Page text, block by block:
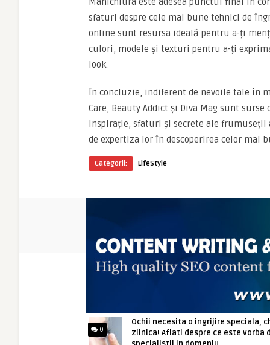
sfaturi despre cele mai bune tehnici de
online sunt resursa ideală pentru a-ți
culori, modele și texturi pentru a-ți
look.
În concluzie, indiferent de nevoile tale în
Care, Beauty Addict și Diva Mag sunt
inspirație, sfaturi și secrete ale frumuseții
de expertiza lor în descoperirea celor mai
Categorii: LifeStyle
0
Ochii necesita o ingrijire speciala,
zilnica! Aflati despre ce este vorba